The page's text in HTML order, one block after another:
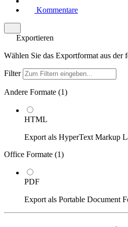
Kommentare
Exportieren
Wählen Sie das Exportformat aus der
Filter
Andere Formate (1)
HTML
Export als HyperText Markup
Office Formate (1)
PDF
Export als Portable Document